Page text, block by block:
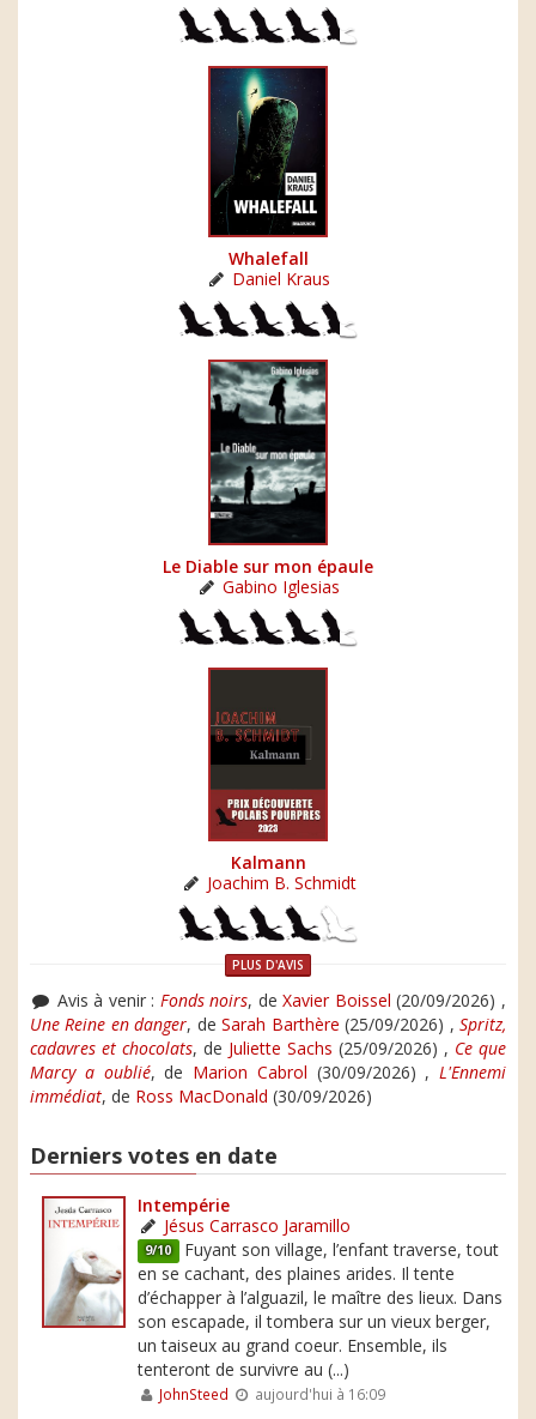
Whalefall
Daniel Kraus
Le Diable sur mon épaule
Gabino Iglesias
Kalmann
Joachim B. Schmidt
PLUS D'AVIS
Avis à venir : Fonds noirs, deXavier Boissel (20/09/2026) ,
Une Reine en danger, deSarah Barthère (25/09/2026) ,Spritz,
cadavres et chocolats, de Juliette Sachs (25/09/2026) , Ce que
Marcy a oublié, de Marion Cabrol (30/09/2026) , L'Ennemi
immédiat, de Ross MacDonald (30/09/2026)
Derniers votes en date
Intempérie
Jésus Carrasco Jaramillo
9/10 Fuyant son village, l’enfant traverse, tout
en se cachant, des plaines arides. Il tente
d’échapper à l’alguazil, le maître des lieux. Dans
son escapade, il tombera sur un vieux berger,
un taiseux au grand coeur. Ensemble, ils
tenteront de survivre au (...)
JohnSteed aujourd'hui à 16:09